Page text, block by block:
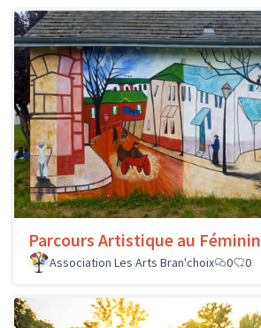
Parcours Artistique au Féminin
Association Les Arts Bran'choix
0 0